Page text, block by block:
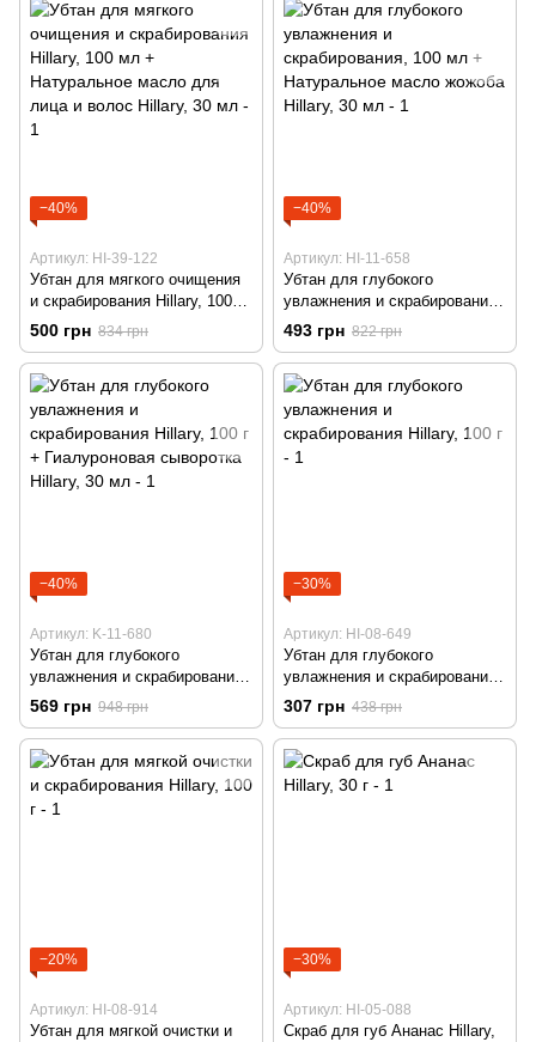
−40%
Артикул: HI-39-122
Убтан для мягкого очищения
и скрабирования Hillary, 100
мл + Натуральное масло для
лица и волос Hillary, 30 мл
500 грн 834 грн
−40%
Артикул: HI-11-658
Убтан для глубокого
увлажнения и скрабирования,
100 мл + Натуральное масло
жожоба Hillary, 30 мл
493 грн 822 грн
−40%
Артикул: K-11-680
Убтан для глубокого
увлажнения и скрабирования
Hillary, 100 г + Гиалуроновая
сыворотка Hillary, 30 мл
569 грн 948 грн
−30%
Артикул: HI-08-649
Убтан для глубокого
увлажнения и скрабирования
Hillary, 100 г
307 грн 438 грн
−20%
Артикул: HI-08-914
Убтан для мягкой очистки и
−30%
Артикул: HI-05-088
Скраб для губ Ананас Hillary,